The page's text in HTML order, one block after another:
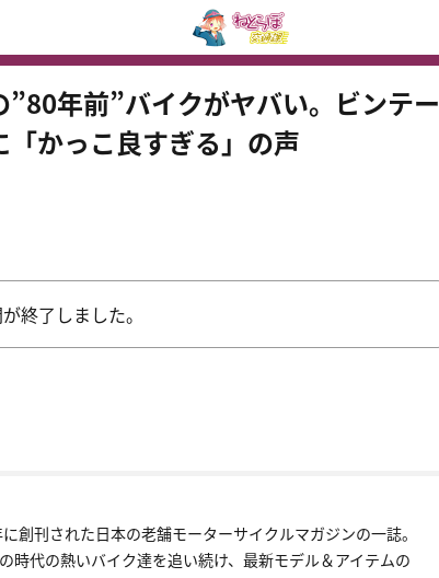
”80年前”バイクがヤバい。ビンテー
かっこ良すぎる」の声
終了しました。
創刊された日本の老舗モーターサイクルマガジンの一誌。
時代の熱いバイク達を追い続け、最新モデル＆アイテムの